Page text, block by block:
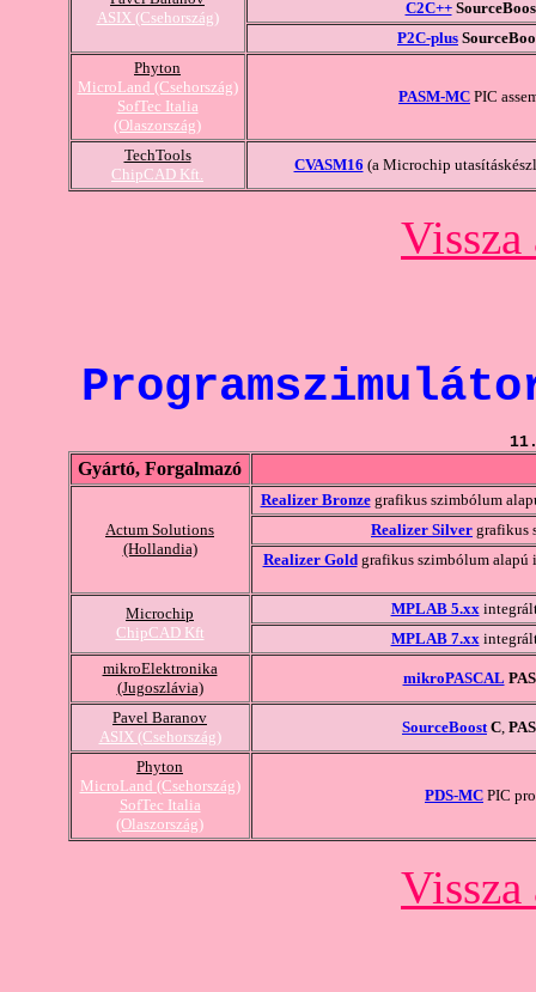
ASIX (Csehország)
C2C++
P2C-plus
Phyton
MicroLand (Csehország)
SofTec Italia
(Olaszország)
PASM-MC PIC
TechTools
ChipCAD Kft.
CVASM16 (a Microchip
Vissza
Gyártó, Forgalmazó
Actum Solutions
(Hollandia)
Realizer Bronzegrafikus szimbólum
Realizer Silver grafikus
Realizer Goldgrafikus szimbólum alapú
Microchip
ChipCAD Kft
MPLAB 5.xxintegrált
MPLAB 7.xxintegrált
mikroElektronika
(Jugoszlávia)
mikroPASCAL
Pavel Baranov
ASIX (Csehország)
SourceBoost C,
Phyton
MicroLand (Csehország)
SofTec Italia
(Olaszország)
PDS-MC PIC
Vissza